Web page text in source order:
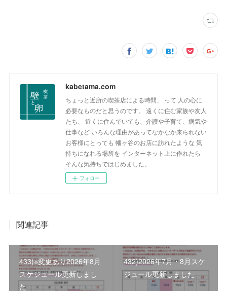
kabetama.com
ちょっと近所の喫茶店による時間、 って 人の心に
必要なものだと思うのです。 遠くに住む家族や友人
たち、 近くに住んでいても、介護や子育て、病気や
仕事など いろんな理由があってなかなか来られない
お客様にとっても 幡ヶ谷のお店に訪れたような 気
持ちになれる場所を インターネット上に作れたら
そんな気持ちではじめました。
フォロー
関連記事
433)※変更あり2026年8月
スケジュール更新しまし
た
432)2026年7月・8月スケ
ジュール更新しました